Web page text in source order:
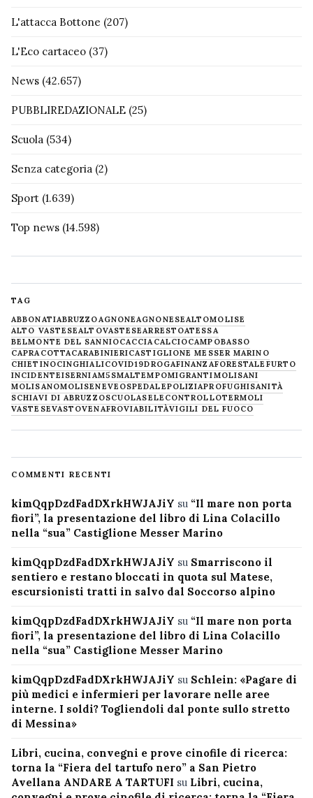
L'attacca Bottone (207)
L'Eco cartaceo (37)
News (42.657)
PUBBLIREDAZIONALE (25)
Scuola (534)
Senza categoria (2)
Sport (1.639)
Top news (14.598)
TAG
ABBONATIABRUZZOAGNONEAGNONESEALTOMOLISE
ALTO VASTESEALTOVASTESEARRESTOATESSA
BELMONTE DEL SANNIOCACCIACALCIOCAMPOBASSO
CAPRACOTTACARABINIERICASTIGLIONE MESSER MARINO
CHIETINOCINGHIALICOVID19DROGAFINANZAFORESTALE FURTO
INCIDENTEISERNIAM5SMALTEMPOMIGRANTIMOLISANI
MOLISANOMOLISENEVE OSPEDALEPOLIZIAPROFUGHISANITÀ
SCHIAVI DI ABRUZZOSCUOLASELECONTROLLOTERMOLI
VASTESEVASTOVENAFROVIABILITÀVIGILI DEL FUOCO
COMMENTI RECENTI
kimQqpDzdFadDXrkHWJAJiY su “Il mare non porta
fiori”, la presentazione del libro di Lina Colacillo
nella “sua” Castiglione Messer Marino
kimQqpDzdFadDXrkHWJAJiY su Smarriscono il
sentiero e restano bloccati in quota sul Matese,
escursionisti tratti in salvo dal Soccorso alpino
kimQqpDzdFadDXrkHWJAJiY su “Il mare non porta
fiori”, la presentazione del libro di Lina Colacillo
nella “sua” Castiglione Messer Marino
kimQqpDzdFadDXrkHWJAJiY su Schlein: «Pagare di
più medici e infermieri per lavorare nelle aree
interne. I soldi? Togliendoli dal ponte sullo stretto
di Messina»
Libri, cucina, convegni e prove cinofile di ricerca:
torna la “Fiera del tartufo nero” a San Pietro
Avellana ANDARE A TARTUFI su Libri, cucina,